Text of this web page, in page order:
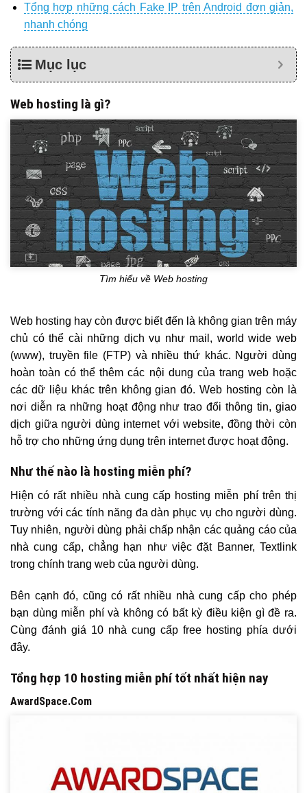
Tổng hợp những cách Fake IP trên Android đơn giản,
nhanh chóng
Mục lục
Web hosting là gì?
Tìm hiểu về Web hosting
Web hosting hay còn được biết đến là không gian trên máy
chủ có thể cài những dịch vụ như mail, world wide web
(www), truyền file (FTP) và nhiều thứ khác. Người dùng
hoàn toàn có thể thêm các nội dung của trang web hoặc
các dữ liệu khác trên không gian đó. Web hosting còn là
nơi diễn ra những hoạt động như trao đổi thông tin, giao
dịch giữa người dùng internet với website, đồng thời còn
hỗ trợ cho những ứng dụng trên internet được hoạt động.
Như thế nào là hosting miễn phí?
Hiện có rất nhiều nhà cung cấp hosting miễn phí trên thị
trường với các tính năng đa dàn phục vụ cho người dùng.
Tuy nhiên, người dùng phải chấp nhận các quảng cáo của
nhà cung cấp, chẳng hạn như việc đặt Banner, Textlink
trong chính trang web của người dùng.
Bên cạnh đó, cũng có rất nhiều nhà cung cấp cho phép
bạn dùng miễn phí và không có bất kỳ điều kiện gì đề ra.
Cùng đánh giá 10 nhà cung cấp free hosting phía dưới
đây.
Tổng hợp 10 hosting miễn phí tốt nhất hiện nay
AwardSpace.Com